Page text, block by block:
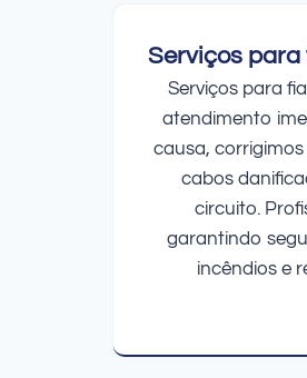
Serviços
Serviços para
atendimento
causa,
cabos
circuito.
garantindo
incêndios e